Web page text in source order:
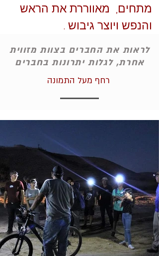
מתחים, מאווררת את הראש
והנפש ויוצר גיבוש .
לראות את החברים בצוות מזווית
אחרת, לגלות יתרונות בחברים